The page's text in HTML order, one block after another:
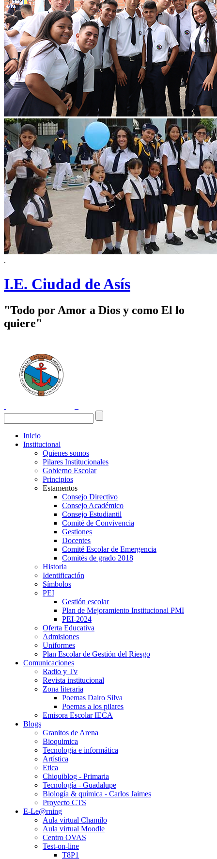
.
I.E. Ciudad de Asís
"Todo por Amor a Dios y como El lo
quiere"
Inicio
Institucional
Quienes somos
Pilares Institucionales
Gobierno Escolar
Principios
Estamentos
Consejo Directivo
Consejo Académico
Consejo Estudiantil
Comité de Convivencia
Gestiones
Docentes
Comité Escolar de Emergencia
Comités de grado 2018
Historia
Identificación
Símbolos
PEI
Gestión escolar
Plan de Mejoramiento Institucional PMI
PEI-2024
Oferta Educativa
Admisiones
Uniformes
Plan Escolar de Gestión del Riesgo
Comunicaciones
Radio y Tv
Revista institucional
Zona literaria
Poemas Dairo Silva
Poemas a los pilares
Emisora Escolar IECA
Blogs
Granitos de Arena
Bioquimica
Tecnologia e informática
Artística
Etica
Chiquiblog - Primaria
Tecnología - Guadalupe
Biología & química - Carlos Jaimes
Proyecto CTS
E-Le@rning
Aula virtual Chamilo
Aula virtual Moodle
Centro OVAS
Test-on-line
T8P1